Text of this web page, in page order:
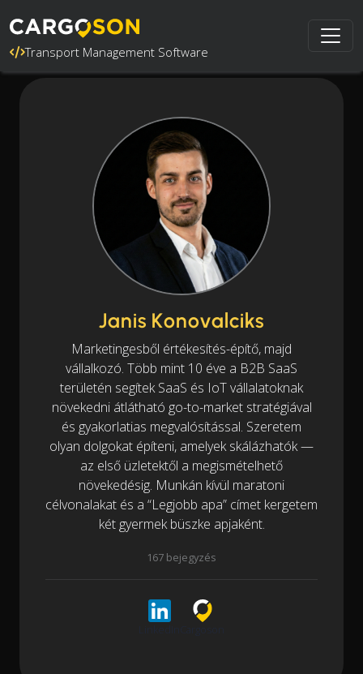
Transport Management Software
Janis Konovalciks
Marketingesből értékesítés-építő, majd
vállalkozó. Több mint 10 éve a B2B SaaS
területén segítek SaaS és IoT vállalatoknak
növekedni átlátható go-to-market stratégiával
és gyakorlatias megvalósítással. Szeretem
olyan dolgokat építeni, amelyek skálázhatók —
az első üzletektől a megismételhető
növekedésig. Munkán kívül maratoni
célvonalakat és a “Legjobb apa” címet kergetem
két gyermek büszke apjaként.
167 bejegyzés